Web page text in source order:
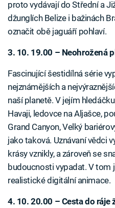
proto vydávají do Střední a
džunglích Belize i bažinách
označit obě jaguáří pohlaví.
3. 10. 19.00 – Neohrožená
Fascinující šestidílná série
nejznámějších a
naší planetě. V jejím
Havaji, ledovce na Aljašce,
Grand Canyon, Velký
jako taková. Uznávaní vědci
krásy vznikly, a zároveň se
budoucnosti vypadat. V tom
realistické digitální animace.
4. 10. 20.00 – Cesta do ráje